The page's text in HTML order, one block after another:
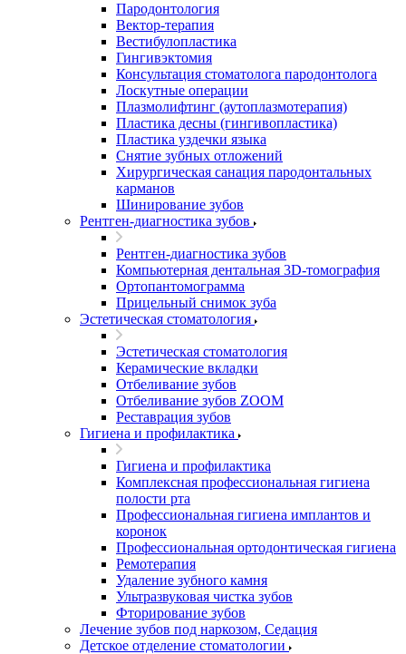
Пародонтология
Вектор-терапия
Вестибулопластика
Гингивэктомия
Консультация стоматолога пародонтолога
Лоскутные операции
Плазмолифтинг (аутоплазмотерапия)
Пластика десны (гингивопластика)
Пластика уздечки языка
Снятие зубных отложений
Хирургическая санация пародонтальных
карманов
Шинирование зубов
Рентген-диагностика зубов
Рентген-диагностика зубов
Компьютерная дентальная 3D-томография
Ортопантомограмма
Прицельный снимок зуба
Эстетическая стоматология
Эстетическая стоматология
Керамические вкладки
Отбеливание зубов
Отбеливание зубов ZOOM
Реставрация зубов
Гигиена и профилактика
Гигиена и профилактика
Комплексная профессиональная гигиена
полости рта
Профессиональная гигиена имплантов и
коронок
Профессиональная ортодонтическая гигиена
Ремотерапия
Удаление зубного камня
Ультразвуковая чистка зубов
Фторирование зубов
Лечение зубов под наркозом, Седация
Детское отделение стоматологии